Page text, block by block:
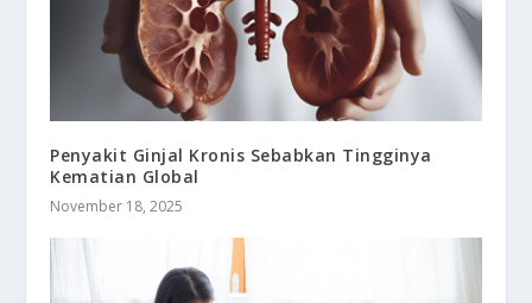
Penyakit Ginjal Kronis Sebabkan Tingginya
Kematian Global
November 18, 2025